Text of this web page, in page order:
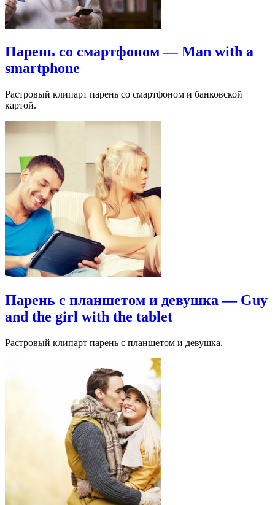
Парень со смартфоном — Man with a
smartphone
Растровый клипарт парень со смартфоном и банковской
картой.
Парень с планшетом и девушка — Guy
and the girl with the tablet
Растровый клипарт парень с планшетом и девушка.